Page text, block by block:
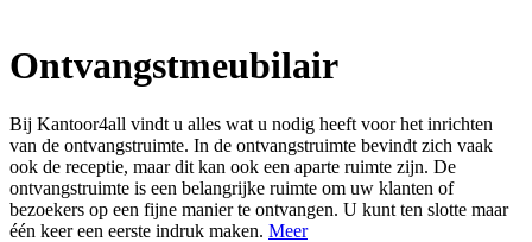
Ontvangstmeubilair
Bij Kantoor4all vindt u alles wat u nodig heeft voor het inrichten
van de ontvangstruimte. In de ontvangstruimte bevindt zich vaak
ook de receptie, maar dit kan ook een aparte ruimte zijn. De
ontvangstruimte is een belangrijke ruimte om uw klanten of
bezoekers op een fijne manier te ontvangen. U kunt ten slotte maar
één keer een eerste indruk maken. Meer